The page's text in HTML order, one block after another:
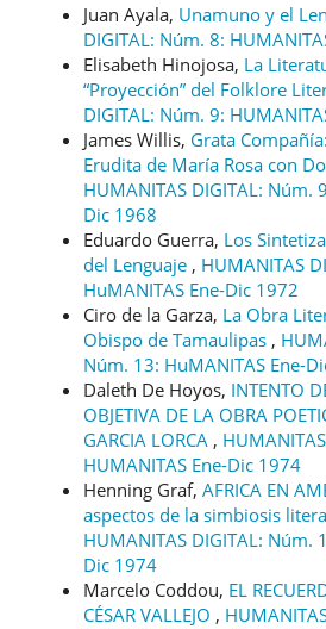
Juan Ayala, Unamuno y el
DIGITAL: Núm. 8:
Elisabeth Hinojosa, La
“Proyección” del Folklore
DIGITAL: Núm. 9:
James Willis, Grata
Erudita de María Rosa con
HUMANITAS DIGITAL: Núm.
Dic 1968
Eduardo Guerra, Los
del Lenguaje , HUMANITAS
HuMANITAS Ene-Dic 1972
Ciro de la Garza, La Obra
Obispo de Tamaulipas ,
Núm. 13: HuMANITAS Ene-
Daleth De Hoyos, INTENTO
OBJETIVA DE LA OBRA
GARCIA LORCA ,
HUMANITAS Ene-Dic 1974
Henning Graf, AFRICA EN
aspectos de la simbiosis
HUMANITAS DIGITAL: Núm.
Dic 1974
Marcelo Coddou, EL
CÉSAR VALLEJO ,